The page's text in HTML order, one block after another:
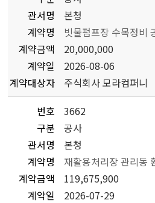
관서명
본청
계약명
빗물펌프장 수목정비
계약금액
20,000,000
계약일
2026-08-06
계약대상자
주식회사 모라컴퍼니
번호
3662
구분
공사
관서명
본청
계약명
재활용처리장 관리동
계약금액
119,675,900
계약일
2026-07-29